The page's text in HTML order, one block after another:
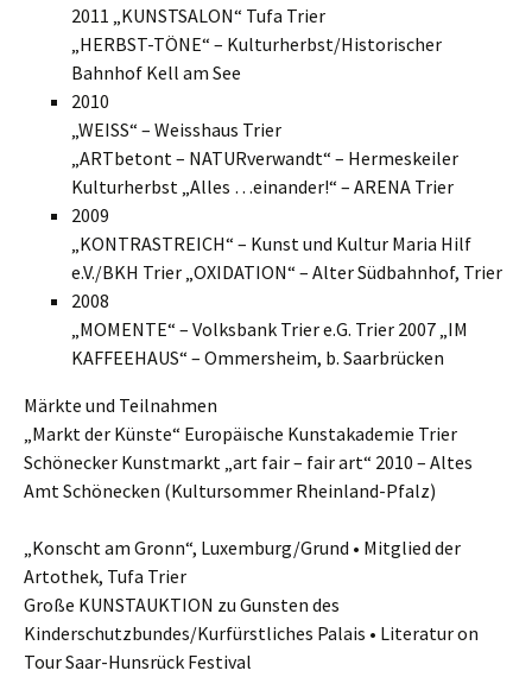
2011 „KUNSTSALON“ Tufa Trier
„HERBST-TÖNE“ – Kulturherbst/Historischer
Bahnhof Kell am See
2010
„WEISS“ – Weisshaus Trier
„ARTbetont – NATURverwandt“ – Hermeskeiler
Kulturherbst „Alles …einander!“ – ARENA Trier
2009
„KONTRASTREICH“ – Kunst und Kultur Maria Hilf
e.V./BKH Trier „OXIDATION“ – Alter Südbahnhof, Trier
2008
„MOMENTE“ – Volksbank Trier e.G. Trier 2007 „IM
KAFFEEHAUS“ – Ommersheim, b. Saarbrücken
Märkte und Teilnahmen
„Markt der Künste“ Europäische Kunstakademie Trier
Schönecker Kunstmarkt „art fair – fair art“ 2010 – Altes
Amt Schönecken (Kultursommer Rheinland-Pfalz)
„Konscht am Gronn“, Luxemburg/Grund • Mitglied der
Artothek, Tufa Trier
Große KUNSTAUKTION zu Gunsten des
Kinderschutzbundes/Kurfürstliches Palais • Literatur on
Tour Saar-Hunsrück Festival